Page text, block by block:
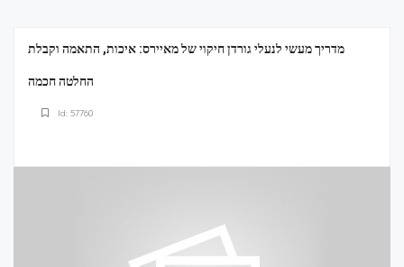
מדריך מעשי לנעלי גורדן חיקוי של מאיירס: איכות, התאמה וקבלת
החלטה חכמה
Id: 57760